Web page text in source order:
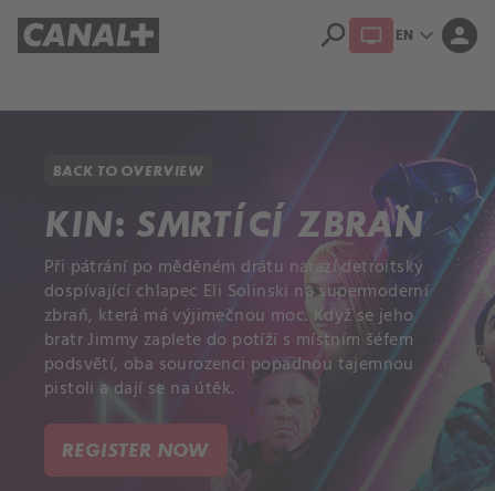
search EN expand_more person
BACK TO OVERVIEW
KIN: SMRTÍCÍ ZBRAŇ
Při pátrání po měděném drátu narazí detroitský
dospívající chlapec Eli Solinski na supermoderní
zbraň, která má výjimečnou moc. Když se jeho
bratr Jimmy zaplete do potíží s místním šéfem
podsvětí, oba sourozenci popadnou tajemnou
pistoli a dají se na útěk.
REGISTER NOW